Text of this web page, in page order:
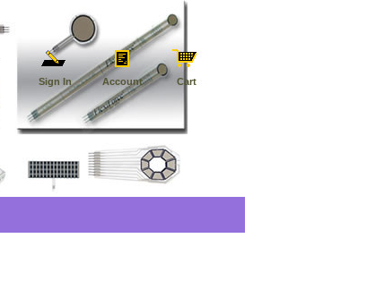
Sign In Account Cart